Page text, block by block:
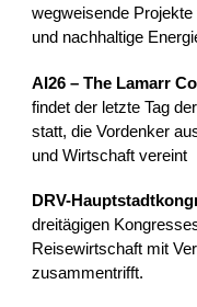
wegweisende
und nachhaltige
AI26 – The Lamarr
findet der letzte Tag
statt, die Vordenker
und Wirtschaft vereint
DRV-
dreitägigen
Reisewirtschaft mit
zusammentrifft.